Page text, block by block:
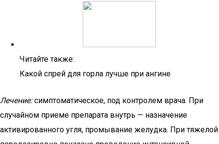
Читайте также:
Какой спрей для горла лучше при ангине
Лечение:симптоматическое, под контролем врача. При
случайном приеме препарата внутрь — назначение
активированного угля, промывание желудка. При тяжелой